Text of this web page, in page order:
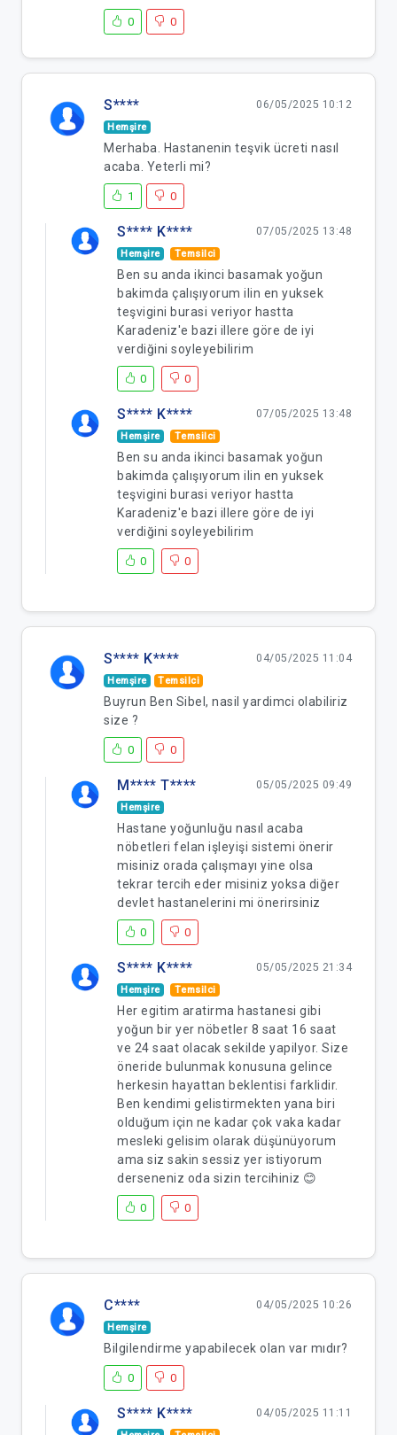
0 0
S****
Hemşire
06/05/2025 10:12
Merhaba. Hastanenin teşvik ücreti nasıl
acaba. Yeterli mi?
1 0
S**** K****
Hemşire Temsilci
07/05/2025 13:48
Ben su anda ikinci basamak yoğun
bakimda çalışıyorum ilin en yuksek
teşvigini burasi veriyor hastta
Karadeniz'e bazi illere göre de iyi
verdiğini soyleyebilirim
0 0
S**** K****
Hemşire Temsilci
07/05/2025 13:48
Ben su anda ikinci basamak yoğun
bakimda çalışıyorum ilin en yuksek
teşvigini burasi veriyor hastta
Karadeniz'e bazi illere göre de iyi
verdiğini soyleyebilirim
0 0
S**** K****
Hemşire Temsilci
04/05/2025 11:04
Buyrun Ben Sibel, nasil yardimci olabiliriz
size ?
0 0
M**** T****
Hemşire
05/05/2025 09:49
Hastane yoğunluğu nasıl acaba
nöbetleri felan işleyişi sistemi önerir
misiniz orada çalışmayı yine olsa
tekrar tercih eder misiniz yoksa diğer
devlet hastanelerini mi önerirsiniz
0 0
S**** K****
Hemşire Temsilci
05/05/2025 21:34
Her egitim aratirma hastanesi gibi
yoğun bir yer nöbetler 8 saat 16 saat
ve 24 saat olacak sekilde yapilyor. Size
öneride bulunmak konusuna gelince
herkesin hayattan beklentisi farklidir.
Ben kendimi gelistirmekten yana biri
olduğum için ne kadar çok vaka kadar
mesleki gelisim olarak düşünüyorum
ama siz sakin sessiz yer istiyorum
derseneniz oda sizin tercihiniz 😊
0 0
C****
Hemşire
04/05/2025 10:26
Bilgilendirme yapabilecek olan var mıdır?
0 0
S**** K**** 04/05/2025 11:11